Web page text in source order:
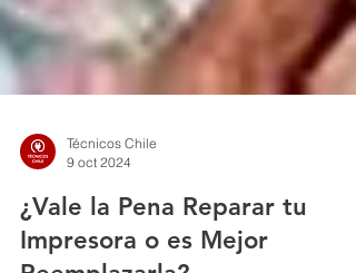
Técnicos Chile
9 oct 2024